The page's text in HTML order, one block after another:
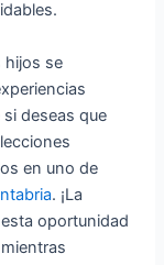
hijos se
deseas que
en uno de
. ¡La
oportunidad